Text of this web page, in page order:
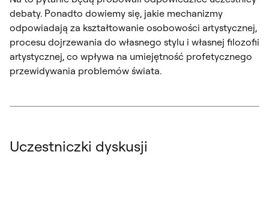
debaty. Ponadto dowiemy się, jakie mechanizmy
odpowiadają za kształtowanie osobowości artystycznej,
procesu dojrzewania do własnego stylu i własnej filozofii
artystycznej, co wpływa na umiejętność profetycznego
przewidywania problemów świata.
Uczestniczki dyskusji